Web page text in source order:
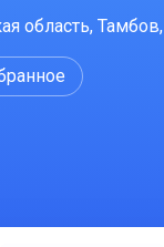
область,